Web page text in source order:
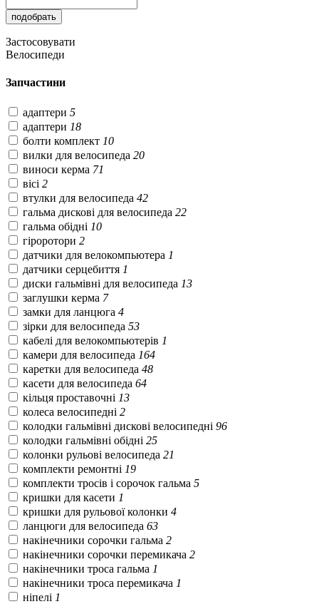
Застосовувати
Велосипеди
Запчастини
адаптери 5
адаптери 18
болти комплект 10
вилки для велосипеда 20
виноси керма 71
вісі 2
втулки для велосипеда 42
гальма дискові для велосипеда 22
гальма обідні 10
гіроротори 2
датчики для велокомпьютера 1
датчики серцебиття 1
диски гальмівні для велосипеда 13
заглушки керма 7
замки для ланцюга 4
зірки для велосипеда 53
кабелі для велокомпьютерів 1
камери для велосипеда 164
каретки для велосипеда 48
касети для велосипеда 64
кільця проставочні 13
колеса велосипедні 2
колодки гальмівні дискові велосипедні 96
колодки гальмівні обідні 25
колонки рульові велосипеда 21
комплекти ремонтні 19
комплекти тросів і сорочок гальма 5
кришки для касети 1
кришки для рульової колонки 4
ланцюги для велосипеда 63
накінечники сорочки гальма 2
накінечники сорочки перемикача 2
накінечники троса гальма 1
накінечники троса перемикача 1
ніпелі 1